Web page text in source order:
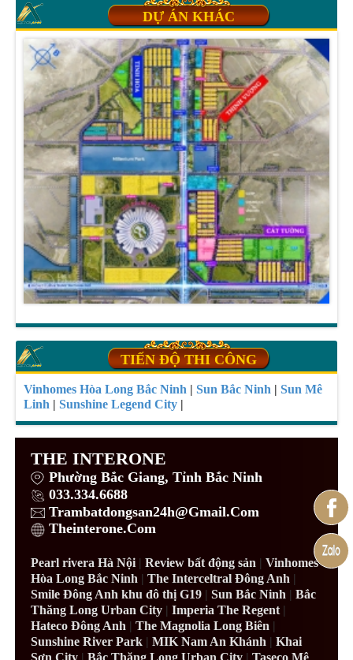
DỰ ÁN KHÁC
TIẾN ĐỘ THI CÔNG
Vinhomes Hòa Long Bắc Ninh |Sun Bắc Ninh |Sun Mê
Linh |Sunshine Legend City |
THE INTERONE
Phường Bắc Giang, Tỉnh Bắc Ninh
033.334.6688
Trambatdongsan24h@Gmail.Com
Theinterone.Com
Pearl rivera Hà Nội| Review bất động sản | Vinhomes
Hòa Long Bắc Ninh | The Interceltral Đông Anh |
Smile Đông Anh khu đô thị G19| Sun Bắc Ninh | Bắc
Thăng Long Urban City| Imperia The Regent|
Hateco Đông Anh | The Magnolia Long Biên |
Sunshine River Park| MIK Nam An Khánh | Khai
Sơn City| Bắc Thăng Long Urban City| Taseco Mê